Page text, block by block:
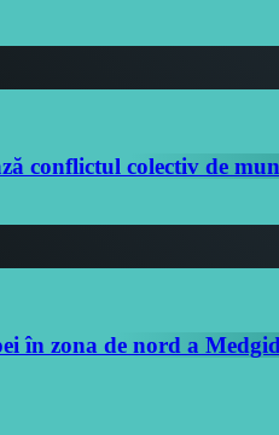
conflictul colectiv de
în zona de nord a